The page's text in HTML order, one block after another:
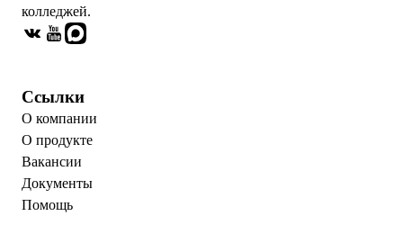
колледжей.
Ссылки
О компании
О продукте
Вакансии
Документы
Помощь